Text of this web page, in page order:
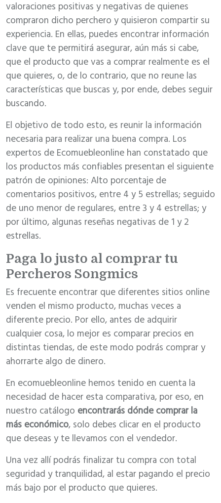
valoraciones positivas y negativas de quienes
compraron dicho perchero y quisieron compartir su
experiencia. En ellas, puedes encontrar información
clave que te permitirá asegurar, aún más si cabe,
que el producto que vas a comprar realmente es el
que quieres, o, de lo contrario, que no reune las
características que buscas y, por ende, debes seguir
buscando.
El objetivo de todo esto, es reunir la información
necesaria para realizar una buena compra. Los
expertos de Ecomuebleonline han constatado que
los productos más confiables presentan el siguiente
patrón de opiniones: Alto porcentaje de
comentarios positivos, entre 4 y 5 estrellas; seguido
de uno menor de regulares, entre 3 y 4 estrellas; y
por último, algunas reseñas negativas de 1 y 2
estrellas.
Paga lo justo al comprar tu
Percheros Songmics
Es frecuente encontrar que diferentes sitios online
venden el mismo producto, muchas veces a
diferente precio. Por ello, antes de adquirir
cualquier cosa, lo mejor es comparar precios en
distintas tiendas, de este modo podrás comprar y
ahorrarte algo de dinero.
En ecomuebleonline hemos tenido en cuenta la
necesidad de hacer esta comparativa, por eso, en
nuestro catálogo encontrarás dónde comprar la
más económico, solo debes clicar en el producto
que deseas y te llevamos con el vendedor.
Una vez allí podrás finalizar tu compra con total
seguridad y tranquilidad, al estar pagando el precio
más bajo por el producto que quieres.